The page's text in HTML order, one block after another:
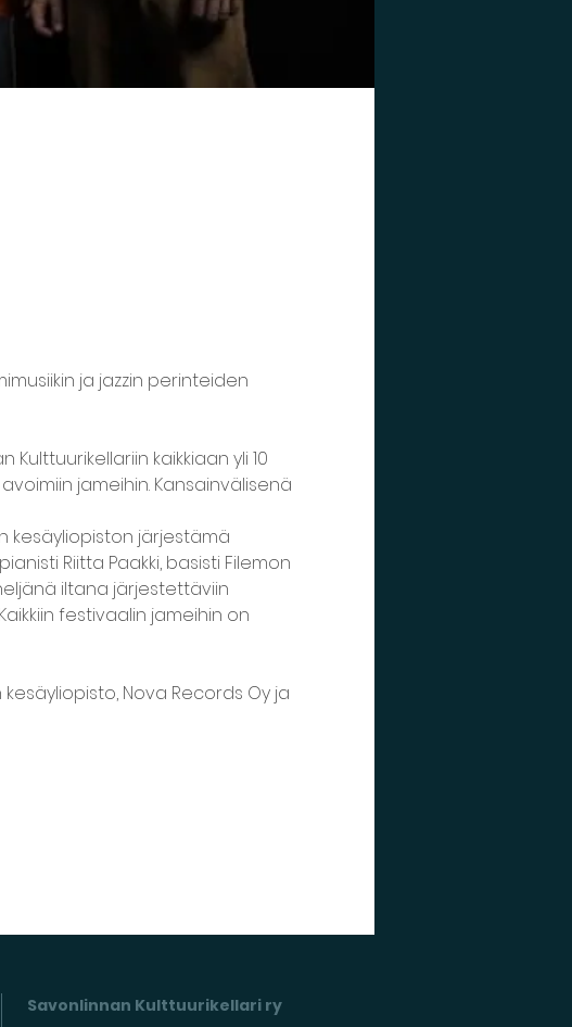
ja jazzin perinteiden
kaikkiaan yli 10
jameihin. Kansainvälisenä
kesäyliopiston järjestämä
Riitta Paakki, basisti Filemon
iltana järjestettäviin
festivaalin jameihin on
Nova Records Oy ja
Savonlinnan Kulttuurikellari ry